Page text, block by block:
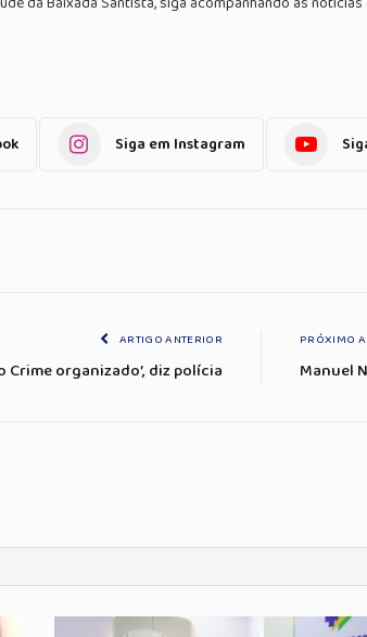
Siga em Instagram
ARTIGO ANTERIOR
Crime organizado’, diz polícia
PRÓXIMO
Manuel